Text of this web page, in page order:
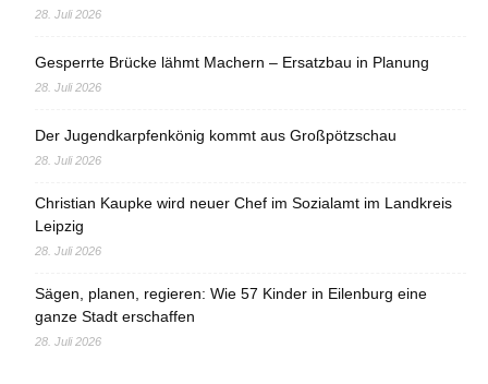
28. Juli 2026
Gesperrte Brücke lähmt Machern – Ersatzbau in Planung
28. Juli 2026
Der Jugendkarpfenkönig kommt aus Großpötzschau
28. Juli 2026
Christian Kaupke wird neuer Chef im Sozialamt im Landkreis
Leipzig
28. Juli 2026
Sägen, planen, regieren: Wie 57 Kinder in Eilenburg eine
ganze Stadt erschaffen
28. Juli 2026